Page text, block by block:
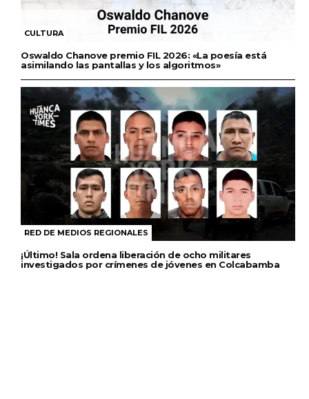
CULTURA
Oswaldo Chanove premio FIL 2026: «La poesía está
asimilando las pantallas y los algoritmos»
RED DE MEDIOS REGIONALES
¡Último! Sala ordena liberación de ocho militares
investigados por crímenes de jóvenes en Colcabamba